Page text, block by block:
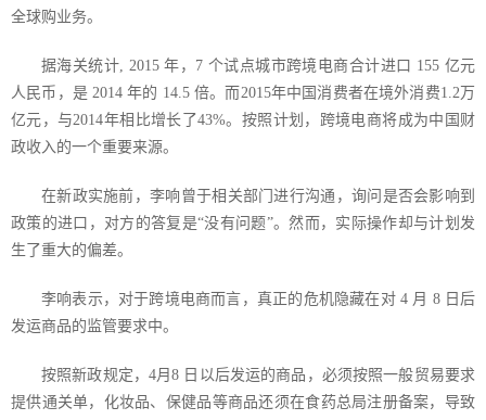
全球购业务。
据海关统计, 2015年， 7 个试点城市跨境电商合计进口 155 亿元
人民币，是2014年的 14.5倍。而2015年中国消费者在境外消费1.2万
亿元，与2014年相比增长了43%。按照计划，跨境电商将成为中国财
政收入的一个重要来源。
在新政实施前，李响曾于相关部门进行沟通，询问是否会影响到
政策的进口，对方的答复是“没有问题”。然而，实际操作却与计划发
生了重大的偏差。
李响表示，对于跨境电商而言，真正的危机隐藏在对 4 月 8 日后
发运商品的监管要求中。
按照新政规定， 4月8 日以后发运的商品，必须按照一般贸易要求
提供通关单，化妆品、保健品等商品还须在食药总局注册备案，导致